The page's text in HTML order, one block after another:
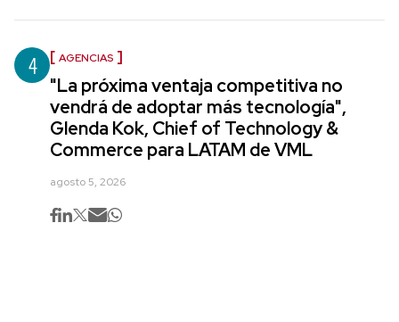
4 AGENCIAS
"La próxima ventaja competitiva no
vendrá de adoptar más tecnología",
Glenda Kok, Chief of Technology &
Commerce para LATAM de VML
agosto 5, 2026